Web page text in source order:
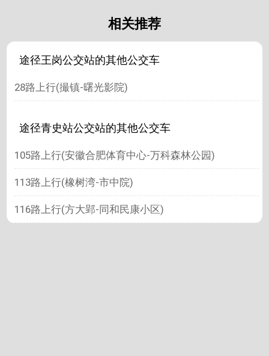
相关推荐
途径王岗公交站的其他公交车
28路上行(撮镇-曙光影院)
途径青史站公交站的其他公交车
105路上行(安徽合肥体育中心-万科森林公园)
113路上行(橡树湾-市中院)
116路上行(方大郢-同和民康小区)